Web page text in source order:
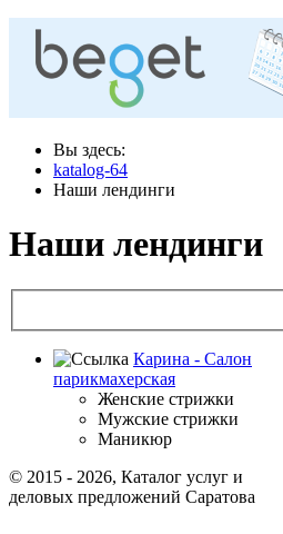
Вы здесь:
katalog-64
Наши лендинги
Наши лендинги
Карина - Салон
парикмахерская
Женские стрижки
Мужские стрижки
Маникюр
© 2015 - 2026, Каталог услуг и
деловых предложений Саратова